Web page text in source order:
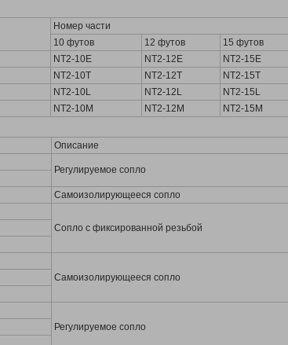
Номер части
10 футов
12 футов
15 футов
NT2-10E NT2-12E
NT2-15E
NT2-10T NT2-12T
NT2-15T
NT2-10L NT2-12L
NT2-15L
NT2-10M NT2-12M
NT2-15M
Описание
Регулируемое сопло
Самоизолирующееся сопло
Сопло с фиксированной резьбой
Самоизолирующееся сопло
Регулируемое сопло